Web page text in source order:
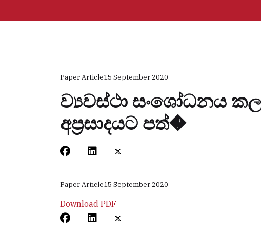
Paper Article15 September 2020
ව්‍යවස්ථා සංශෝධනය
අප්‍රසාදයට පත්�
Paper Article15 September 2020
Download PDF